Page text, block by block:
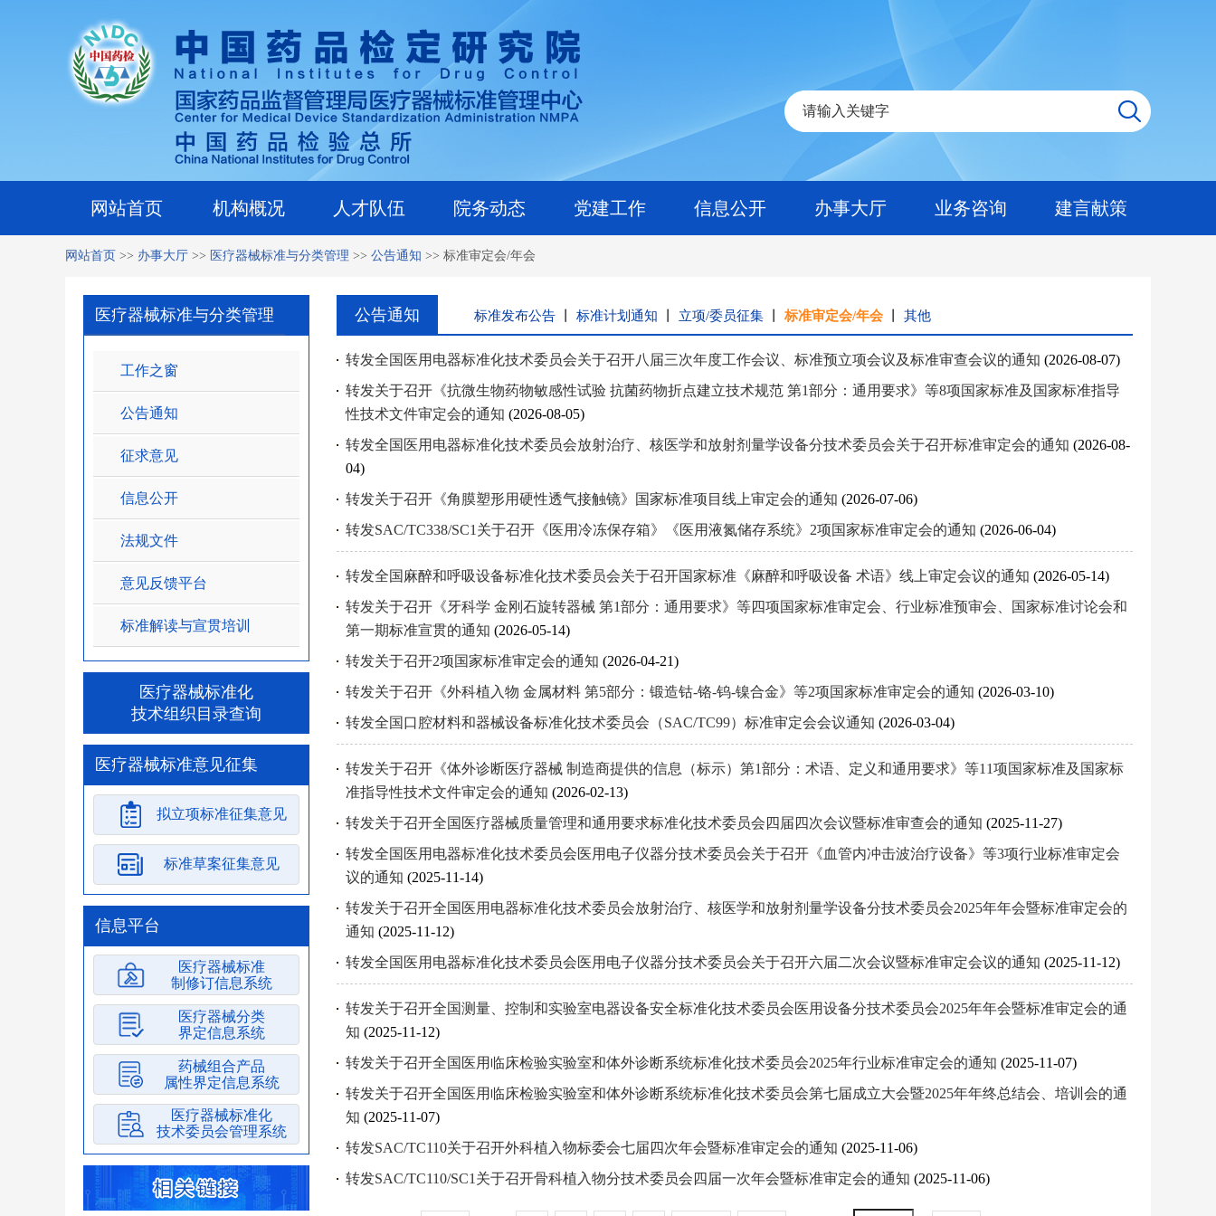
网站首页 机构概况 人才队伍 院务动态 党建工作 信息公开 办事大厅 业务咨询 建言献策
网站首页 >> 办事大厅 >> 医疗器械标准与分类管理 >> 公告通知 >> 标准审定会/年会
医疗器械标准与分类管理
工作之窗
公告通知
征求意见
信息公开
法规文件
意见反馈平台
标准解读与宣贯培训
医疗器械标准化
技术组织目录查询
医疗器械标准意见征集
拟立项标准征集意见
标准草案征集意见
信息平台
医疗器械标准
制修订信息系统
医疗器械分类
界定信息系统
药械组合产品
属性界定信息系统
医疗器械标准化
技术委员会管理系统
公告通知 标准发布公告 标准计划通知 立项/委员征集 标准审定会/年会 其他
转发全国医用电器标准化技术委员会关于召开八届三次年度工作会议、标准预立项会议及标准审查会议的通知 (2026-08-07)
转发关于召开《抗微生物药物敏感性试验 抗菌药物折点建立技术规范 第1部分：通用要求》等8项国家标准及国家标准指导
性技术文件审定会的通知 (2026-08-05)
转发全国医用电器标准化技术委员会放射治疗、核医学和放射剂量学设备分技术委员会关于召开标准审定会的通知 (2026-08-
04)
转发关于召开《角膜塑形用硬性透气接触镜》国家标准项目线上审定会的通知 (2026-07-06)
转发SAC/TC338/SC1关于召开《医用冷冻保存箱》《医用液氮储存系统》2项国家标准审定会的通知 (2026-06-04)
转发全国麻醉和呼吸设备标准化技术委员会关于召开国家标准《麻醉和呼吸设备 术语》线上审定会议的通知 (2026-05-14)
转发关于召开《牙科学 金刚石旋转器械 第1部分：通用要求》等四项国家标准审定会、行业标准预审会、国家标准讨论会和
第一期标准宣贯的通知 (2026-05-14)
转发关于召开2项国家标准审定会的通知 (2026-04-21)
转发关于召开《外科植入物 金属材料 第5部分：锻造钴-铬-钨-镍合金》等2项国家标准审定会的通知 (2026-03-10)
转发全国口腔材料和器械设备标准化技术委员会（SAC/TC99）标准审定会会议通知 (2026-03-04)
转发关于召开《体外诊断医疗器械 制造商提供的信息（标示）第1部分：术语、定义和通用要求》等11项国家标准及国家标
准指导性技术文件审定会的通知 (2026-02-13)
转发关于召开全国医疗器械质量管理和通用要求标准化技术委员会四届四次会议暨标准审查会的通知 (2025-11-27)
转发全国医用电器标准化技术委员会医用电子仪器分技术委员会关于召开《血管内冲击波治疗设备》等3项行业标准审定会
议的通知 (2025-11-14)
转发关于召开全国医用电器标准化技术委员会放射治疗、核医学和放射剂量学设备分技术委员会2025年年会暨标准审定会的
通知 (2025-11-12)
转发全国医用电器标准化技术委员会医用电子仪器分技术委员会关于召开六届二次会议暨标准审定会议的通知 (2025-11-12)
转发关于召开全国测量、控制和实验室电器设备安全标准化技术委员会医用设备分技术委员会2025年年会暨标准审定会的通
知 (2025-11-12)
转发关于召开全国医用临床检验实验室和体外诊断系统标准化技术委员会2025年行业标准审定会的通知 (2025-11-07)
转发关于召开全国医用临床检验实验室和体外诊断系统标准化技术委员会第七届成立大会暨2025年年终总结会、培训会的通
知 (2025-11-07)
转发SAC/TC110关于召开外科植入物标委会七届四次年会暨标准审定会的通知 (2025-11-06)
转发SAC/TC110/SC1关于召开骨科植入物分技术委员会四届一次年会暨标准审定会的通知 (2025-11-06)